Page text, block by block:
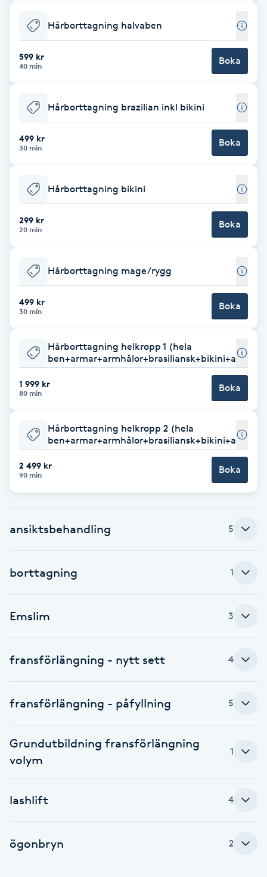
Color correction
Cryoterapi
Damklippning
Diamantslipning
Extensions
Extensions borttagning
Face framing
Fettreducering
Fillers
Fotsvamp
Fotvård
Fransfärgning
Fransförlängning Megavolym
Hårborttagning halvaben
599 kr
40 min Boka
Hårborttagning brazilian inkl bikini
499 kr
30 min Boka
Hårborttagning bikini
299 kr
20 min Boka
Hårborttagning mage/rygg
499 kr
30 min Boka
Hårborttagning helkropp 1 (hela
ben+armar+armhålor+brasiliansk+bikini+ansikte)
1 999 kr
80 min Boka
Hårborttagning helkropp 2 (hela
2 499 kr
90 min Boka
ansiktsbehandling 5
borttagning 1
Emslim 3
fransförlängning - nytt sett 4
fransförlängning - påfyllning 5
Grundutbildning fransförlängning
volym
1
lashlift 4
ögonbryn 2